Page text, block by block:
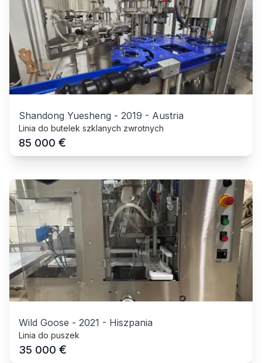
Shandong Yuesheng - 2019 - Austria
Linia do butelek szklanych zwrotnych
85 000 €
Wild Goose - 2021 - Hiszpania
Linia do puszek
35 000 €